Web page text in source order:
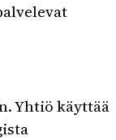
Yhtiö käyttää